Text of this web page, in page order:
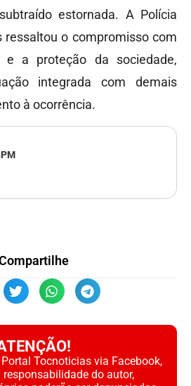
estornada. A Polícia
ressaltou o compromisso com
e a proteção da sociedade,
integrada com demais
à ocorrência.
Tocnoticias via Facebook,
do autor,